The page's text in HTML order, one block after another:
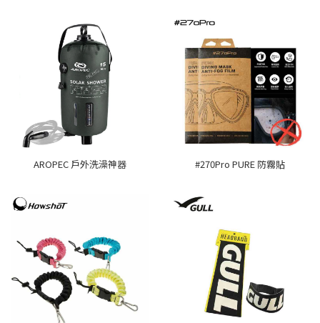
AROPEC 戶外洗澡神器 #270Pro PURE 防霧貼